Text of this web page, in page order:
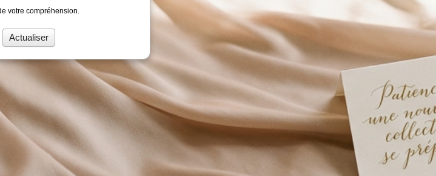
votre compréhension.
Actualiser